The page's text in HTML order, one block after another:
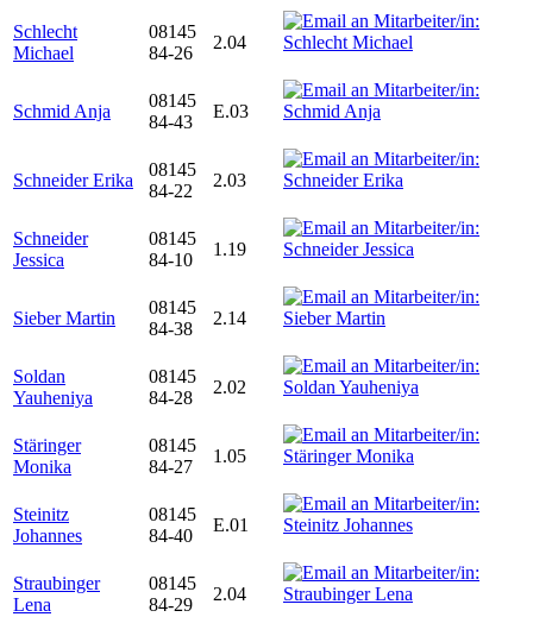
Schlecht
Michael
08145
84-26
2.04
Schmid Anja
08145
84-43
E.03
Schneider Erika
08145
84-22
2.03
Schneider
Jessica
08145
84-10
1.19
Sieber Martin
08145
84-38
2.14
Soldan
Yauheniya
08145
84-28
2.02
Stäringer
Monika
08145
84-27
1.05
Steinitz
Johannes
08145
84-40
E.01
Straubinger
Lena
08145
84-29
2.04